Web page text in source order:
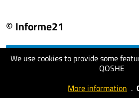
We use cookies to provide some
QOSHE
More information .
© Informe21
visit website